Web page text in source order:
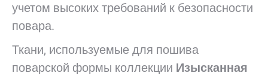
учетом высоких требований к безопасности
повара.
Ткани, используемые для пошива
поварской формы коллекции Изысканная